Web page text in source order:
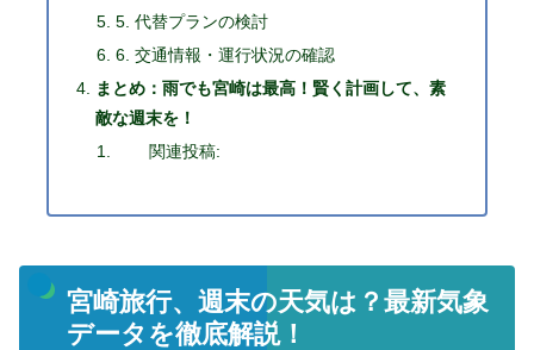
5. 代替プランの検討
6. 交通情報・運行状況の確認
まとめ：雨でも宮崎は最高！賢く計画して、素
敵な週末を！
関連投稿:
宮崎旅行、週末の天気は？最新気象
データを徹底解説！